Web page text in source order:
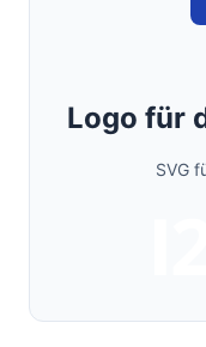
Logo für
SVG